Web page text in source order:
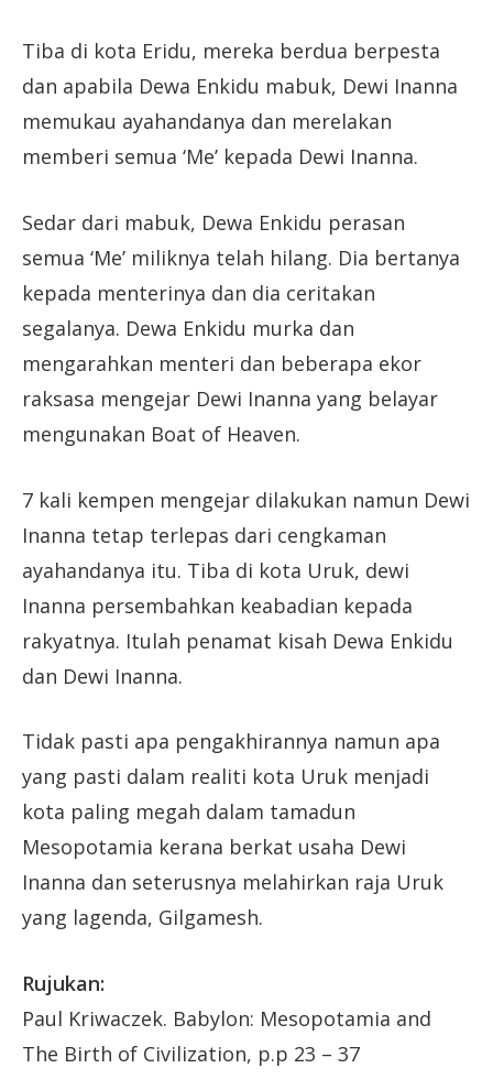
Tiba di kota Eridu, mereka berdua berpesta
dan apabila Dewa Enkidu mabuk, Dewi Inanna
memukau ayahandanya dan merelakan
memberi semua ‘Me’ kepada Dewi Inanna.
Sedar dari mabuk, Dewa Enkidu perasan
semua ‘Me’ miliknya telah hilang. Dia bertanya
kepada menterinya dan dia ceritakan
segalanya. Dewa Enkidu murka dan
mengarahkan menteri dan beberapa ekor
raksasa mengejar Dewi Inanna yang belayar
mengunakan Boat of Heaven.
7 kali kempen mengejar dilakukan namun Dewi
Inanna tetap terlepas dari cengkaman
ayahandanya itu. Tiba di kota Uruk, dewi
Inanna persembahkan keabadian kepada
rakyatnya. Itulah penamat kisah Dewa Enkidu
dan Dewi Inanna.
Tidak pasti apa pengakhirannya namun apa
yang pasti dalam realiti kota Uruk menjadi
kota paling megah dalam tamadun
Mesopotamia kerana berkat usaha Dewi
Inanna dan seterusnya melahirkan raja Uruk
yang lagenda, Gilgamesh.
Rujukan:
Paul Kriwaczek. Babylon: Mesopotamia and
The Birth of Civilization, p.p 23 – 37